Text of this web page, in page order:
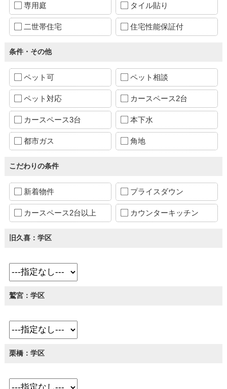
専用庭 タイル貼り
二世帯住宅 住宅性能保証付
条件・その他
ペット可 ペット相談
ペット対応 カースペース2台
カースペース3台 本下水
都市ガス 角地
こだわりの条件
新着物件 プライスダウン
カースペース2台以上 カウンターキッチン
旧久喜：学区
鷲宮：学区
栗橋：学区